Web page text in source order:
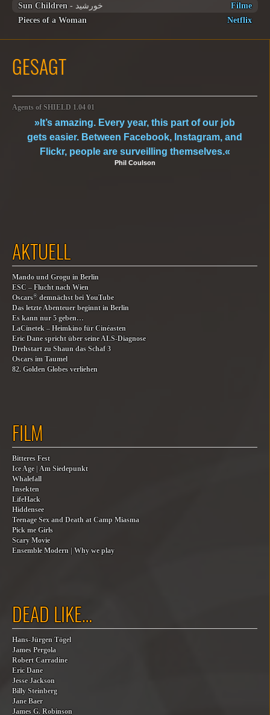
Sun Children
- خورشید
Filme
Pieces of a Woman
Netflix
GESAGT
Agents of SHIELD 1.04 01
»It’s amazing. Every year, this part of our job
gets easier. Between Facebook, Instagram, and
Flickr, people are surveilling themselves.«
Phil Coulson
AKTUELL
Mando und Grogu in Berlin
ESC – Flucht nach Wien
Oscars® demnächst bei YouTube
Das letzte Abenteuer beginnt in Berlin
Es kann nur 5 geben…
LaCinetek – Heimkino für Cinéasten
Eric Dane spricht über seine ALS-Diagnose
Drehstart zu Shaun das Schaf 3
Oscars im Taumel
82. Golden Globes verliehen
FILM
Bitteres Fest
Ice Age | Am Siedepunkt
Whalefall
Insekten
LifeHack
Hiddensee
Teenage Sex and Death at Camp Miasma
Pick me Girls
Scary Movie
Ensemble Modern | Why we play
DEAD LIKE…
Hans-Jürgen Tögel
James Pergola
Robert Carradine
Eric Dane
Jesse Jackson
Billy Steinberg
Jane Baer
James G. Robinson